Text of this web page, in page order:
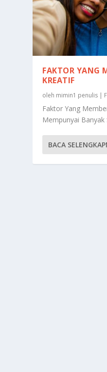
FAKTOR YANG
KREATIF
oleh mimin1 penulis |
Faktor Yang
Mempunyai Banyak
BACA